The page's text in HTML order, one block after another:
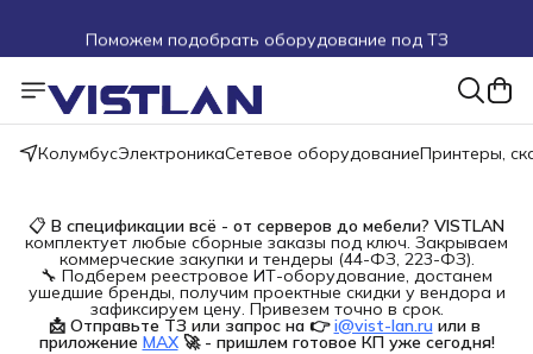
Поможем подобрать оборудование под ТЗ
Пуско-наладочные работы
Пришлите запрос на e-mail или в чат
КолумбусЭлектроникаСетевое оборудованиеПринтеры,
📋 В спецификации всё - от серверов до мебели? VISTLAN
комплектует любые сборные заказы под ключ. Закрываем
коммерческие закупки и тендеры (44-ФЗ, 223-ФЗ).
🔧 Подберем реестровое ИТ-оборудование, достанем
ушедшие бренды, получим проектные скидки у вендора и
зафиксируем цену. Привезем точно в срок.
📩 Отправьте ТЗ или запрос на 👉 i@vist-lan.ru или в
приложение MAX 🚀 - пришлем готовое КП уже сегодня!